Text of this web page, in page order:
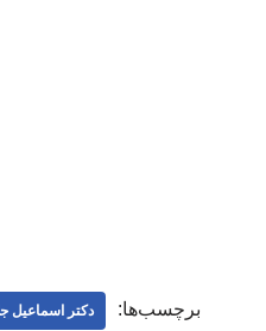
برچسب‌ها: دکتر اسماعیل